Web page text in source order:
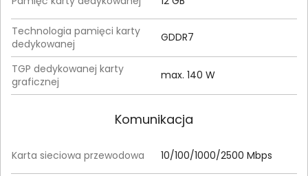
Technologia pamięci karty
dedykowanej
GDDR7
TGP dedykowanej karty
graficznej
max. 140 W
Komunikacja
Karta sieciowa przewodowa 10/100/1000/2500 Mbps